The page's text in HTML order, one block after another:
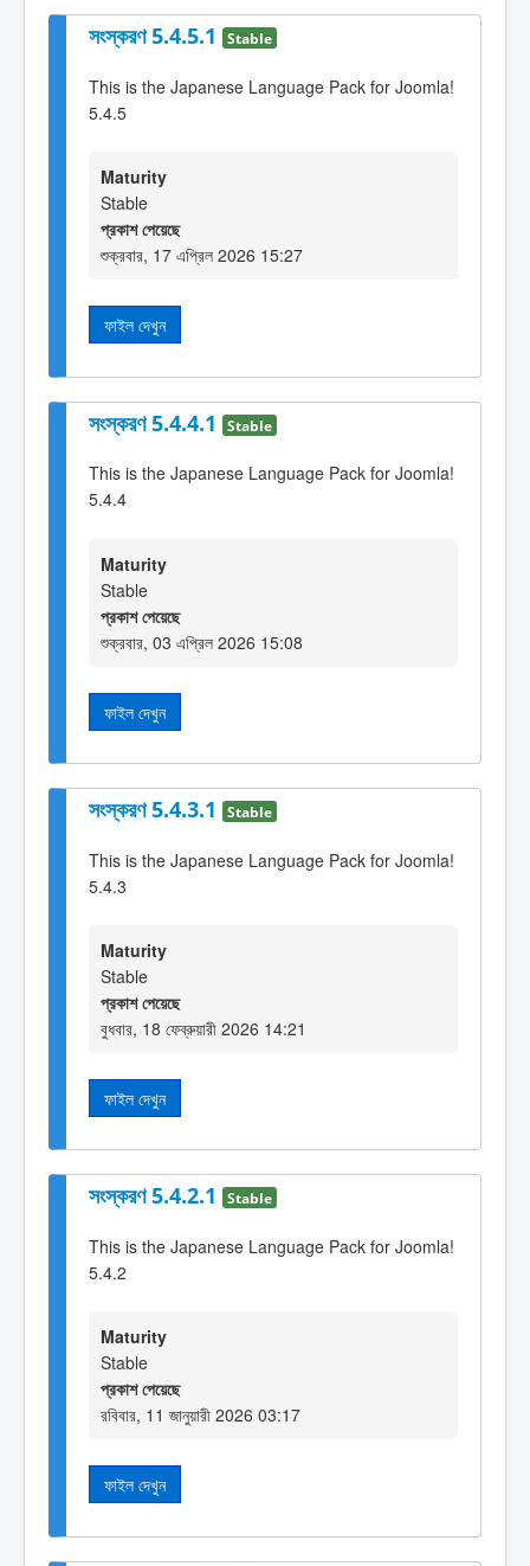
সংস্করণ 5.4.5.1 Stable
This is the Japanese Language Pack for Joomla!
5.4.5
Maturity
Stable
প্রকাশ পেয়েছে
শুক্রবার, 17 এপ্রিল 2026 15:27
ফাইল দেখুন
সংস্করণ 5.4.4.1 Stable
This is the Japanese Language Pack for Joomla!
5.4.4
Maturity
Stable
প্রকাশ পেয়েছে
শুক্রবার, 03 এপ্রিল 2026 15:08
ফাইল দেখুন
সংস্করণ 5.4.3.1 Stable
This is the Japanese Language Pack for Joomla!
5.4.3
Maturity
Stable
প্রকাশ পেয়েছে
বুধবার, 18 ফেব্রুয়ারী 2026 14:21
ফাইল দেখুন
সংস্করণ 5.4.2.1 Stable
This is the Japanese Language Pack for Joomla!
5.4.2
Maturity
Stable
প্রকাশ পেয়েছে
রবিবার, 11 জানুয়ারী 2026 03:17
ফাইল দেখুন